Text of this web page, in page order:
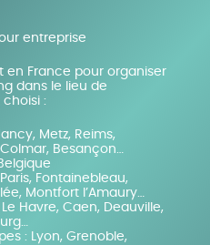
entreprise
en France pour organiser
dans le lieu de
:
Metz, Reims,
Besançon…
Fontainebleau,
Montfort l’Amaury…
Havre, Caen, Deauville,
: Lyon, Grenoble,